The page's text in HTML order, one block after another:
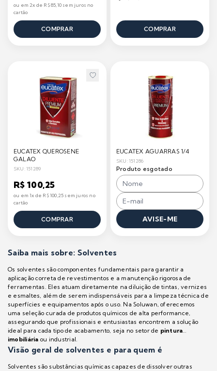
ou em 2x de R$ 85,10 sem juros no
cartão
COMPRAR COMPRAR
EUCATEX QUEROSENE
GALAO
SKU: 151289
R$ 100,25
ou em 1x de R$ 100,25 sem juros no
cartão
COMPRAR
EUCATEX AGUARRAS 1/4
SKU: 151286
Produto esgotado
AVISE-ME
Saiba mais sobre: Solventes
Os solventes são componentes fundamentais para garantir a
aplicação correta de revestimentos e a manutenção rigorosa de
ferramentas. Eles atuam diretamente na diluição de tintas, vernizes
e esmaltes, além de serem indispensáveis para a limpeza técnica de
superfícies e equipamentos após o uso. Na Soluwan, oferecemos
uma seleção curada de produtos químicos de alta performance,
assegurando que profissionais e entusiastas encontrem a solução
ideal para cada tipo de acabamento, seja no setor de pintura
imobiliária ou industrial.
Visão geral de solventes e para quem é
Solventes são substâncias químicas capazes de dissolver outras